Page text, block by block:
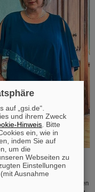
für Experimentelle
Mainz und Leiterin
Leiterin des DFG-
Kurzem mit dem slowakischen
„gsi.de“.
und ihrem Zweck
Hinweis . Bitte
ein, wie in
indem Sie auf
um die
Webseiten zu
Einstellungen
Ausnahme